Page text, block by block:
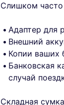
Слишком
Адаптер для
Внешний
Копии ваших
Банковская
случай
Складная